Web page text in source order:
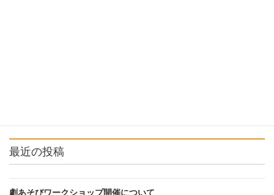
最近の投稿
劇あそびワークショップ開催について